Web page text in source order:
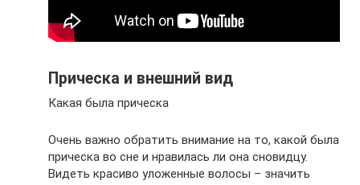
Прическа и внешний вид
Какая была прическа
Очень важно обратить внимание на то, какой была
прическа во сне и нравилась ли она сновидцу.
Видеть красиво уложенные волосы – значить